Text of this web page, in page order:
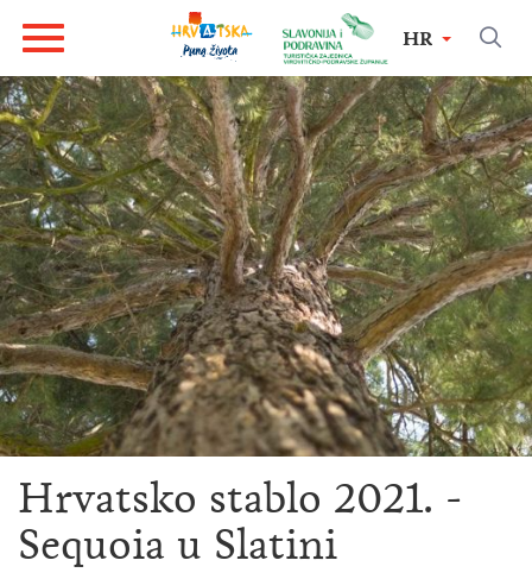
HR
Hrvatsko stablo 2021. -
Sequoia u Slatini